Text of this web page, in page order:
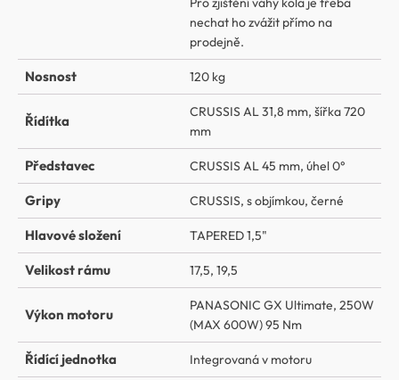
nechat ho zvážit přímo na
prodejně.
Nosnost 120 kg
Řídítka
CRUSSIS AL 31,8 mm, šířka 720
mm
Představec CRUSSIS AL 45 mm, úhel 0°
Gripy CRUSSIS, s objímkou, černé
Hlavové složení TAPERED 1,5"
Velikost rámu 17,5, 19,5
Výkon motoru
PANASONIC GX Ultimate, 250W
(MAX 600W) 95 Nm
Řídící jednotka Integrovaná v motoru